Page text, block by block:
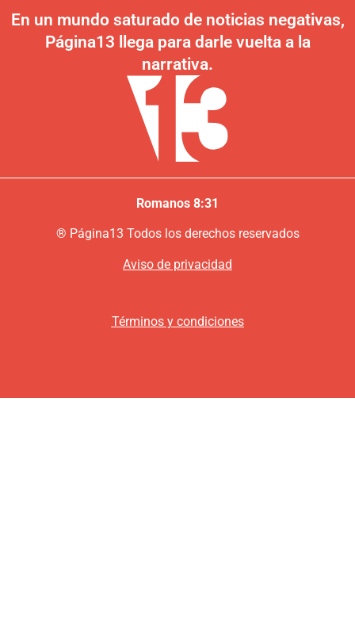
En un mundo saturado de noticias negativas,
Página13 llega para darle vuelta a la
narrativa.
Romanos 8:31
® Página13 Todos los derechos reservados
Aviso de privacidad
Términos y condiciones